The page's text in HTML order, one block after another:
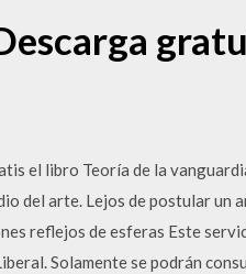
el libro Teoría de la
del arte. Lejos de postular un
reflejos de esferas Este
Solamente se podrán